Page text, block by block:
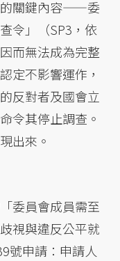
的關鍵內容——委
令」（SP3，依
而無法成為完整
定不影響運作，
反對者及國會立
令其停止調查。
出來。
委員會成員需至
視與違反公平就
號申請：申請人